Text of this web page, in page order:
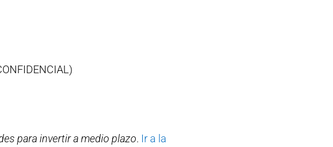
para invertir a medio plazo. Ir a la